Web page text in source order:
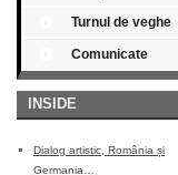
Turnul de veghe
Comunicate
INSIDE
Dialog artistic, România și
Germania…